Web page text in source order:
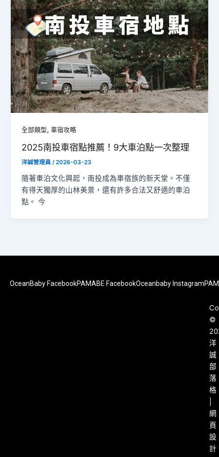
全部類型,車宿攻略
2025南投車宿點推薦！9大車泊點一次整理
洋誠管理員/2026-03-23
隨著車泊文化興起，南投成為車宿族的新天堂。不僅
有得天獨厚的山林美景，還有許多合法又舒適的車泊
點。 今
OceanBaby FacebookPAMABE FacebookOceanbaby Instagram
©
洋
誠
部
落
格
網
頁
設
計